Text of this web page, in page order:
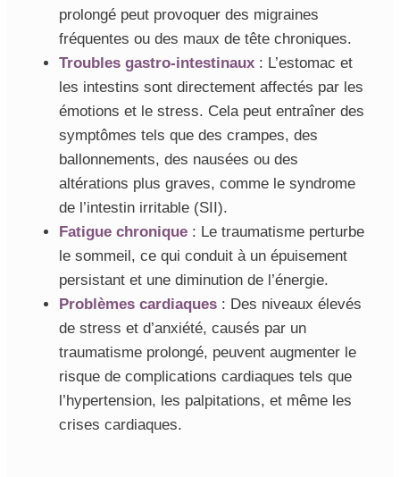
prolongé peut provoquer des migraines
fréquentes ou des maux de tête chroniques.
Troubles gastro-intestinaux : L’estomac et
les intestins sont directement affectés par les
émotions et le stress. Cela peut entraîner des
symptômes tels que des crampes, des
ballonnements, des nausées ou des
altérations plus graves, comme le syndrome
de l’intestin irritable (SII).
Fatigue chronique : Le traumatisme perturbe
le sommeil, ce qui conduit à un épuisement
persistant et une diminution de l’énergie.
Problèmes cardiaques : Des niveaux élevés
de stress et d’anxiété, causés par un
traumatisme prolongé, peuvent augmenter le
risque de complications cardiaques tels que
l’hypertension, les palpitations, et même les
crises cardiaques.